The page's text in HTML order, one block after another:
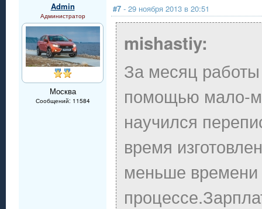
Admin
Администратор
Москва
Сообщений: 11584
#7 - 29 ноября 2013 в 20:51
mishastiy:
За месяц
помощью мало-
научился
время
меньше времени